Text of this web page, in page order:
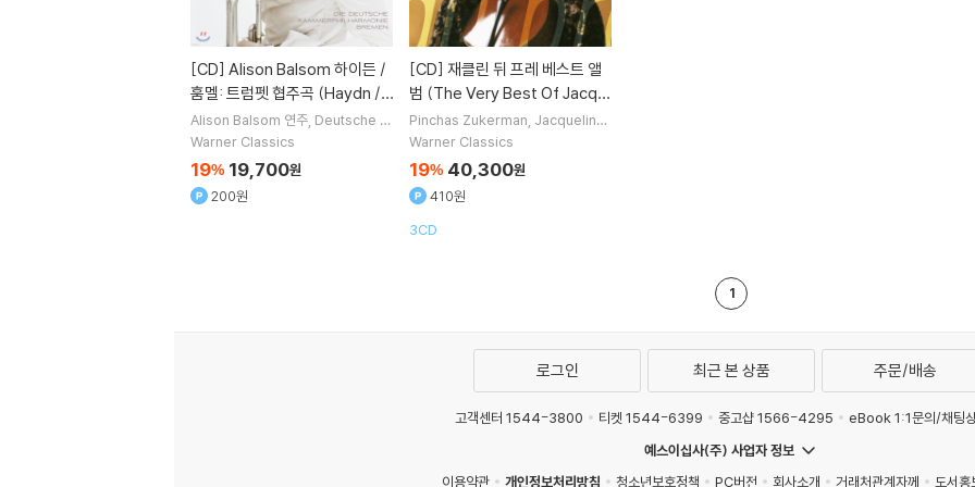
[CD]
훔멜: 트럼펫 협주곡 (Haydn /
Hummel: Trumpet Concert
os) 알리슨 발솜
Alison Balsom 연주 Deutsche K
ammerphilharmonie
Warner Classics
19% 19,700원
200원
[CD]
범 (The Very Best Of Jacqu
eline Du Pre)
Pinchas Zukerman Jacqueline
Du Pre연주 John Barbirolli
Warner Classics
19% 40,300원
410원
3CD
1
로그인 최근 본 상품 주문/배송
고객센터 1544-3800 티켓 1544-6399 중고샵 1566-4295
eBook 1:1문의/채팅
예스이십사(주) 사업자 정보
이용약관
개인정보처리방침 청소년보호정책 PC버전 회사소개 거래처관계자께 도서홍